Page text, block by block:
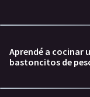
Aprendé a cocinar
bastoncitos de